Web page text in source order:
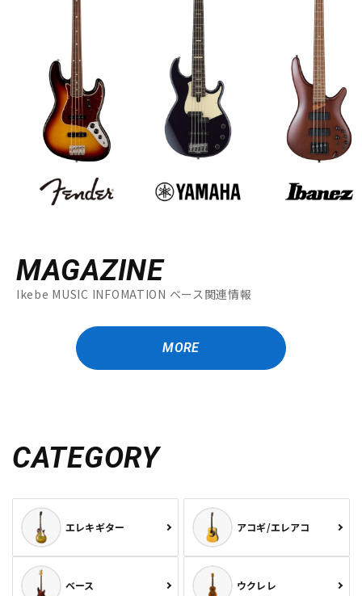
MAGAZINE
Ikebe MUSIC INFOMATION ベース関連情報
MORE
CATEGORY
エレキギター アコギ/エレアコ
ベース ウクレレ